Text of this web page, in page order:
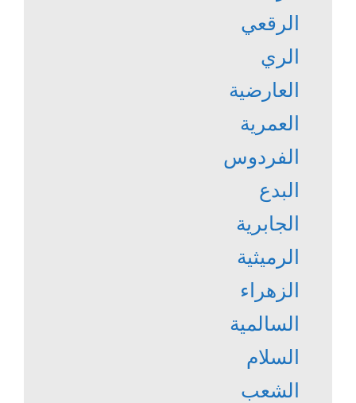
الرقعي
الري
العارضية
العمرية
الفردوس
البدع
الجابرية
الرميثية
الزهراء
السالمية
السلام
الشعب